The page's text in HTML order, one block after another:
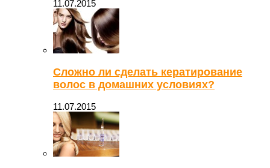
11.07.2015
Сложно ли сделать кератирование
волос в домашних условиях?
11.07.2015